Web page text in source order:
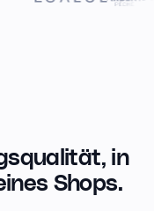
in
Shops.